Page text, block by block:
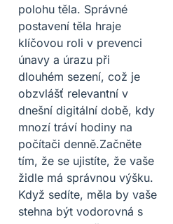
polohu těla. Správné
postavení těla hraje
klíčovou roli v prevenci
únavy a úrazu při
dlouhém sezení, což je
obzvlášť relevantní v
dnešní digitální době, kdy
mnozí tráví hodiny na
počítači denně.Začněte
tím, že se ujistíte, že vaše
židle má správnou výšku.
Když sedíte, měla by vaše
stehna být vodorovná s